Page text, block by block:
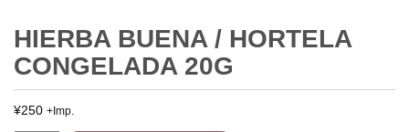
HIERBA BUENA / HORTELA
CONGELADA 20G
¥250 +Imp.